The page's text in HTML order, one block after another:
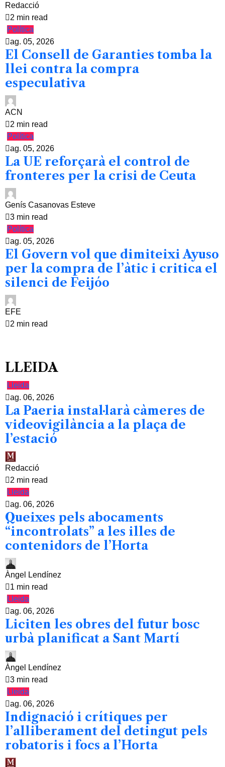
Redacció
2 min read
Política
ag. 05, 2026
El Consell de Garanties tomba la
llei contra la compra
especulativa
ACN
2 min read
Política
ag. 05, 2026
La UE reforçarà el control de
fronteres per la crisi de Ceuta
Genís Casanovas Esteve
3 min read
Política
ag. 05, 2026
El Govern vol que dimiteixi Ayuso
per la compra de l’àtic i critica el
silenci de Feijóo
EFE
2 min read
LLEIDA
Lleida
ag. 06, 2026
La Paeria instal·larà càmeres de
videovigilància a la plaça de
l’estació
Redacció
2 min read
Lleida
ag. 06, 2026
Queixes pels abocaments
“incontrolats” a les illes de
contenidors de l’Horta
Àngel Lendínez
1 min read
Lleida
ag. 06, 2026
Liciten les obres del futur bosc
urbà planificat a Sant Martí
Àngel Lendínez
3 min read
Lleida
ag. 06, 2026
Indignació i crítiques per
l’alliberament del detingut pels
robatoris i focs a l’Horta